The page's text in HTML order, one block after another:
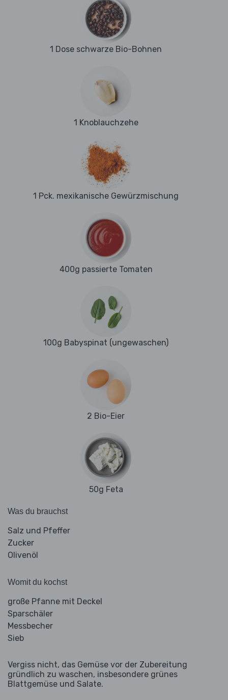
1 Dose schwarze Bio-Bohnen
1 Knoblauchzehe
1 Pck. mexikanische Gewürzmischung
400g passierte Tomaten
100g Babyspinat (ungewaschen)
2 Bio-Eier
50g Feta
Was du brauchst
Salz und Pfeffer
Zucker
Olivenöl
Womit du kochst
große Pfanne mit Deckel
Sparschäler
Messbecher
Sieb
Vergiss nicht, das Gemüse vor der Zubereitung
gründlich zu waschen, insbesondere grünes
Blattgemüse und Salate.